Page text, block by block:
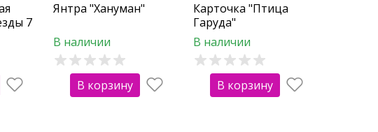
7
Янтра "Хануман"
В наличии
В корзину
Карточка "Птица
Гаруда"
В наличии
В корзину